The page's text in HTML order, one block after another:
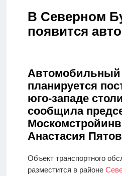
В Северном
появится
Автомобильный
планируется
юго-западе
сообщила
Анастасия
Объект транспортного
разместится в районе